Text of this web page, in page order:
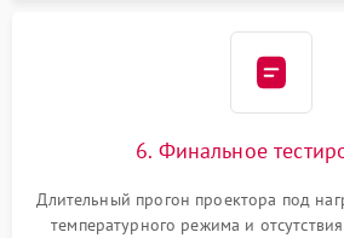
6. Финальное
Длительный прогон проектора под
температурного режима и